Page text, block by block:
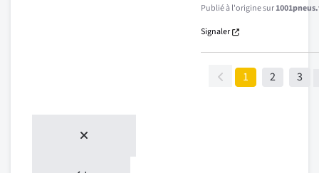
Publié à l'origine sur
Signaler
1 2 3